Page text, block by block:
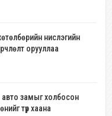
нислэгийн
орууллаа
авто замыг холбосон
түр хаана